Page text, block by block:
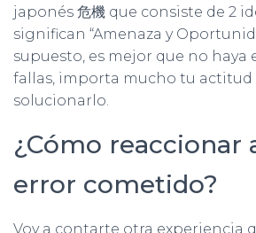
japonés 危機 que consiste de 2
significan “Amenaza y
supuesto, es mejor que no haya
fallas, importa mucho tu actitud
solucionarlo.
¿Cómo reaccionar
error cometido?
Voy a contarte otra experiencia